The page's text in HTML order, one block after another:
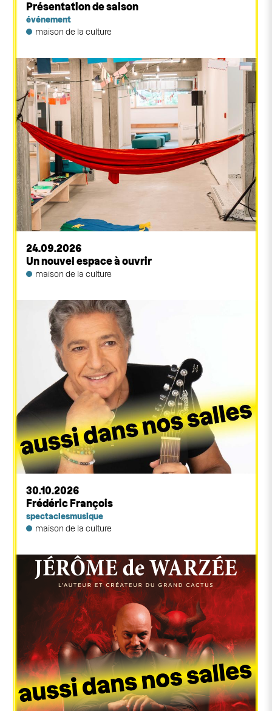
Présentation de saison
événement
maison de la culture
24.09.2026
Un nouvel espace à ouvrir
maison de la culture
30.10.2026
Frédéric François
spectaclesmusique
maison de la culture